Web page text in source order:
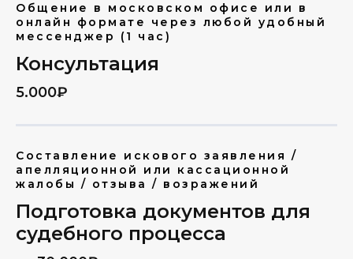
Общение в московском офисе или в
онлайн формате через любой удобный
мессенджер (1 час)
Консультация
5.000₽
Составление искового заявления /
апелляционной или кассационной
жалобы / отзыва / возражений
Подготовка документов для
судебного процесса